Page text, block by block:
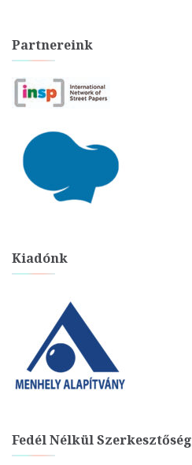
Partnereink
Kiadónk
Fedél Nélkül Szerkesztőség